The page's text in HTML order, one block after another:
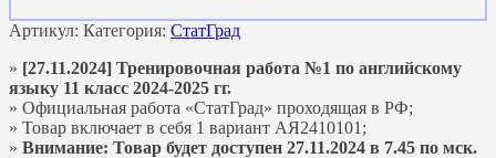
Артикул: Категория: СтатГрад
» [27.11.2024] Тренировочная работа №1 по английскому
языку 11 класс 2024-2025 гг.
» Официальная работа «СтатГрад» проходящая в РФ;
» Товар включает в себя 1 вариант АЯ2410101;
» Внимание: Товар будет доступен 27.11.2024 в 7.45 по мск.